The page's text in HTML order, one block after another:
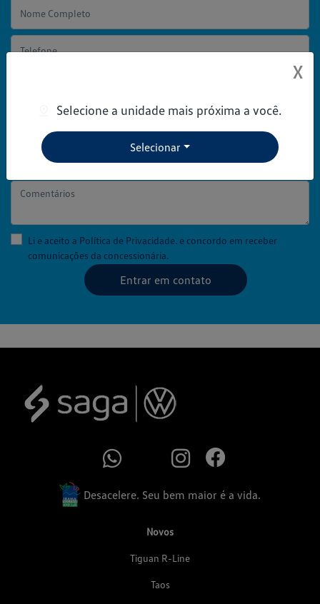
Whatsapp Telefone Email
Li e aceito a Política de Privacidade. e concordo em receber
comunicações da concessionária.
Entrar em contato
Desacelere. Seu bem maior é a vida.
Novos
Tiguan R-Line
Taos
X
Selecione a unidade mais próxima a você.
Selecionar